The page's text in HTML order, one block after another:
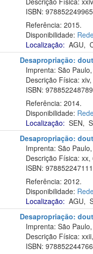
ISBN:
Referência: 2015.
Disponibilidade:
Localização: AGU,
Desapropriação:
Imprenta: São
Descrição Física:
ISBN:
Referência: 2014.
Disponibilidade:
Localização: SEN,
Desapropriação:
Imprenta: São
Descrição Física: xx,
ISBN:
Referência: 2012.
Disponibilidade:
Localização: AGU,
Desapropriação:
Imprenta: São
Descrição Física:
ISBN: